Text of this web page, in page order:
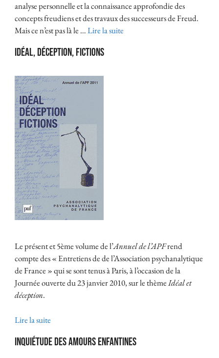
analyse personnelle et la connaissance approfondie des
concepts freudiens et des travaux des successeurs de Freud.
Mais ce n’est pas là le …Lire la suite
Idéal, déception, fictions
Le présent et 5ème volume de l’Annuel de l’APFrend
compte des « Entretiens de de l’Association psychanalytique
de France » qui se sont tenus à Paris, à l’occasion de la
Journée ouverte du 23 janvier 2010, sur le thèmeIdéal et
déception.
Lire la suite
Inquiétude des amours enfantines